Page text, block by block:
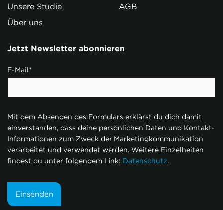
Unsere Studie
Über uns
AGB
Jetzt Newsletter abonnieren
E-Mail*
Mit dem Absenden des Formulars erklärst du dich damit
einverstanden, dass deine persönlichen Daten und Kontakt-
Informationen zum Zweck der Marketingkommunikation
verarbeitet und verwendet werden. Weitere Einzelheiten
findest du unter folgendem Link: Datenschutz.